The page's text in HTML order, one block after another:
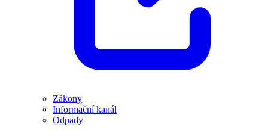
Zákony
Informační kanál
Odpady